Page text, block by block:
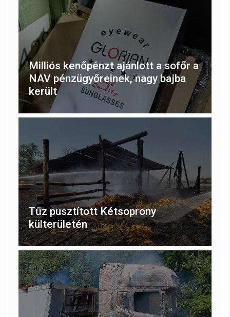
Milliós kenőpénzt ajánlott a sofőr a
NAV pénzügyőreinek, nagy bajba
került
Tűz pusztított Kétsoprony
külterületén